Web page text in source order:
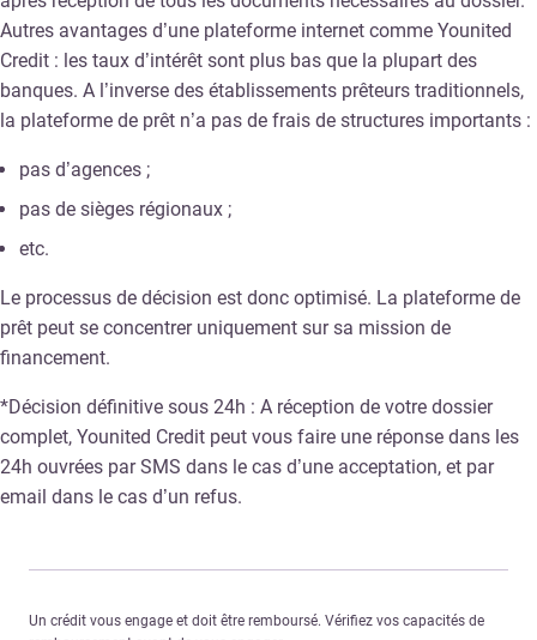
Autres avantages d’une plateforme internet comme Younited
Credit : les taux d’intérêt sont plus bas que la plupart des
banques. A l’inverse des établissements prêteurs traditionnels,
la plateforme de prêt n’a pas de frais de structures importants :
pas d’agences ;
pas de sièges régionaux ;
etc.
Le processus de décision est donc optimisé. La plateforme de
prêt peut se concentrer uniquement sur sa mission de
financement.
*Décision définitive sous 24h : A réception de votre dossier
complet, Younited Credit peut vous faire une réponse dans les
24h ouvrées par SMS dans le cas d’une acceptation, et par
email dans le cas d’un refus.
Un crédit vous engage et doit être remboursé. Vérifiez vos capacités de